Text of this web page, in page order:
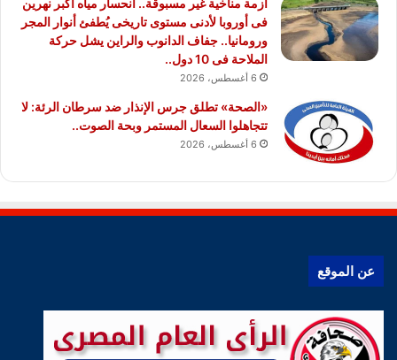
أزمة مناخية غير مسبوقة.. انحسار مياه أكبر نهرين
فى أوروبا لأدنى مستوى تاريخى يُطفئ أنوار المجر
ورومانيا.. جفاف الدانوب والراين يشل حركة
الملاحة فى 10 دول..
6 أغسطس، 2026
«الصحة» تطلق جرس الإنذار ضد سرطان الرئة: لا
تتجاهلوا السعال المستمر وبحة الصوت..
6 أغسطس، 2026
عن الموقع